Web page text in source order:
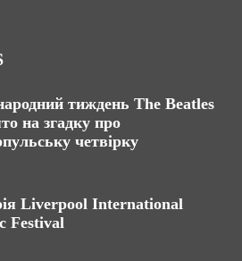
тиждень The Beatles
на згадку про
четвірку
Liverpool International
Festival